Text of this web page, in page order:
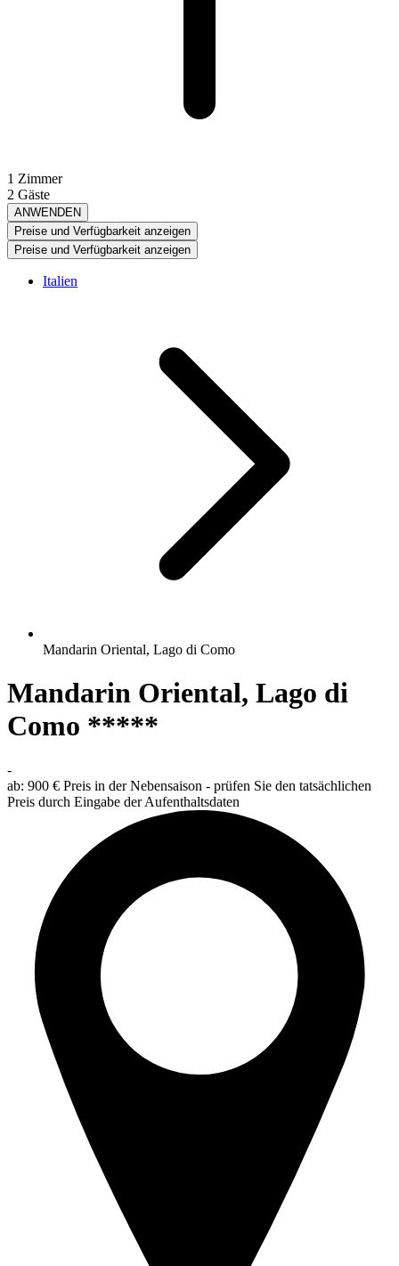
1 Zimmer
2 Gäste
ANWENDEN
Preise und Verfügbarkeit anzeigen
Preise und Verfügbarkeit anzeigen
Italien
Mandarin Oriental, Lago di Como
Mandarin Oriental, Lago di
Como *****
-
ab: 900 € Preis in der Nebensaison - prüfen Sie den tatsächlichen
Preis durch Eingabe der Aufenthaltsdaten